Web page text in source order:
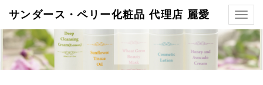
サンダース・ペリー化粧品 代理店 麗愛